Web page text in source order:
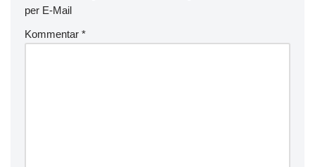
per E-Mail
Kommentar *